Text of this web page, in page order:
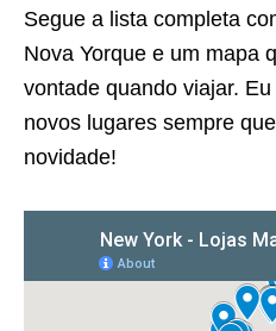
Segue a lista completa
Nova Yorque e um mapa
vontade quando viajar.
novos lugares sempre
novidade!